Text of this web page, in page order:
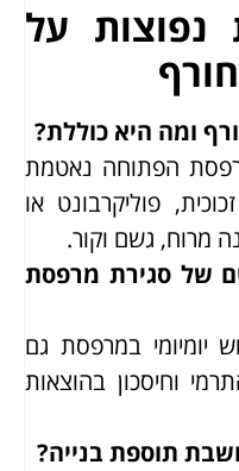
נפוצות על
ומה היא כוללת?
הפתוחה נאטמת
פוליקרבונט או
מרוח, גשם וקור.
של סגירת מרפסת
יומיומי במרפסת גם
וחיסכון בהוצאות
תוספת בנייה?